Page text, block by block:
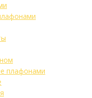
плафонами